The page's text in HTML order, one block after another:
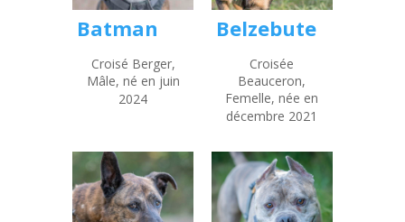
Batman
Croisé Berger,
Mâle, né en juin
2024
Belzebute
Croisée
Beauceron,
Femelle, née en
décembre 2021